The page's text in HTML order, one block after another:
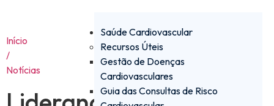
Saúde Cardiovascular
Recursos Úteis
Gestão de Doenças
Cardiovasculares
Guia das Consultas de Risco
Início
/
Notícias